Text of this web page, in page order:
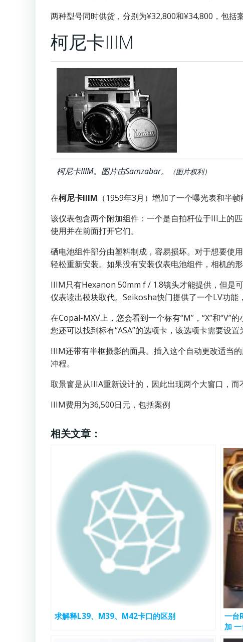
两种型号同时供货，分别为¥32,800和¥34,800，包括案
柯尼卡IIIM
柯尼卡IIIM。图片由Samzabar。 （图片权利）
在柯尼卡IIIM （1959年3月）增加了一个曝光表和半
该仪表包含两个附加组件：一个是自拍杆位于III上的
使用并在前面打开它们。
硒电池组件部分由塑料制成，容易损坏。对于想要使
轻松重新安装。如果没有安装仪表电池组件，相机的
IIIM只有Hexanon 50mm f / 1.8镜头才能提供，但是
仪表读出模块取代。Seikosha快门提供了一个LV功能
在Copal-MXV上，您会看到一个标有“M”，“X”和“V”
您还可以找到标有“ASA”的选项卡，该选项卡需要设
IIIM还带有半框摄影的面具。插入这个自动更改适当
冲程。
取景窗是从IIIA重新设计的，因此出现两个大窗口，而
IIIM费用为36,500日元，包括案例
相关文章：
求解释L39、M39、M42卡口的区别
一台
加